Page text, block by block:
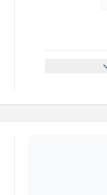
Randevu Takvimi
Klinik Psikolog